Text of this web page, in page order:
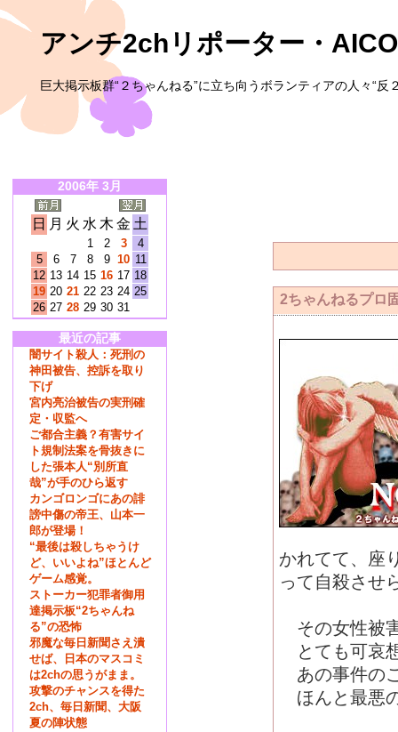
アンチ2chリポーター・AICO
巨大掲示板群“２ちゃんねる”に立ち向うボランティアの人々“
2006年 3月
日 月 火 水 木 金 土
1 2 3
4
5
6 7 8 9 10 11
12 13 14 15 16 17 18
19 20 21 22 23 24 25
26 27 28 29 30 31
最近の記事
闇サイト殺人：死刑の
神田被告、控訴を取り
下げ
宮内亮治被告の実刑確
定・収監へ
ご都合主義？有害サイ
ト規制法案を骨抜きに
した張本人“別所直
哉”が手のひら返す
カンゴロンゴにあの誹
謗中傷の帝王、山本一
郎が登場！
“最後は殺しちゃうけ
ど、いいよね”ほとんど
ゲーム感覚。
ストーカー犯罪者御用
達掲示板“2ちゃんね
る”の恐怖
邪魔な毎日新聞さえ潰
せば、日本のマスコミ
は2chの思うがまま。
攻撃のチャンスを得た
2ch、毎日新聞、大阪
夏の陣状態
2ちゃんねるプロ
かれてて、座
って自殺させ
その女性被
とても可哀
あの事件の
ほんと最悪